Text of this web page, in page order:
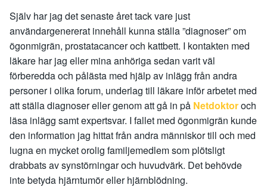
Själv har jag det senaste året tack vare just
användargenererat innehåll kunna ställa ”diagnoser” om
ögonmigrän, prostatacancer och kattbett. I kontakten med
läkare har jag eller mina anhöriga sedan varit väl
förberedda och pålästa med hjälp av inlägg från andra
personer i olika forum, underlag till läkare inför arbetet med
att ställa diagnoser eller genom att gå in på Netdoktoroch
läsa inlägg samt expertsvar. I fallet med ögonmigrän kunde
den information jag hittat från andra människor till och med
lugna en mycket orolig familjemedlem som plötsligt
drabbats av synstörningar och huvudvärk. Det behövde
inte betyda hjärntumör eller hjärnblödning.